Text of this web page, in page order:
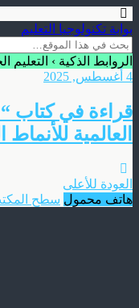
بوابة تكنولوجيا التعليم
الروابط الذكية › التعليم
4 أغسطس, 2025
قراءة في كتاب
العالمية للأنماط
العودة للأعلى
هاتف محمول سطح